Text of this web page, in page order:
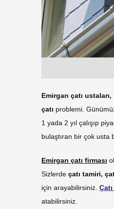
Emirgan çatı ustaları,
çatı problemi.
1 yada 2 yıl çalışıp
bulaştıran bir çok usta
Emirgan çatı firması
Sizlerde çatı tamiri,
için arayabilirsiniz.
atabilirsiniz.